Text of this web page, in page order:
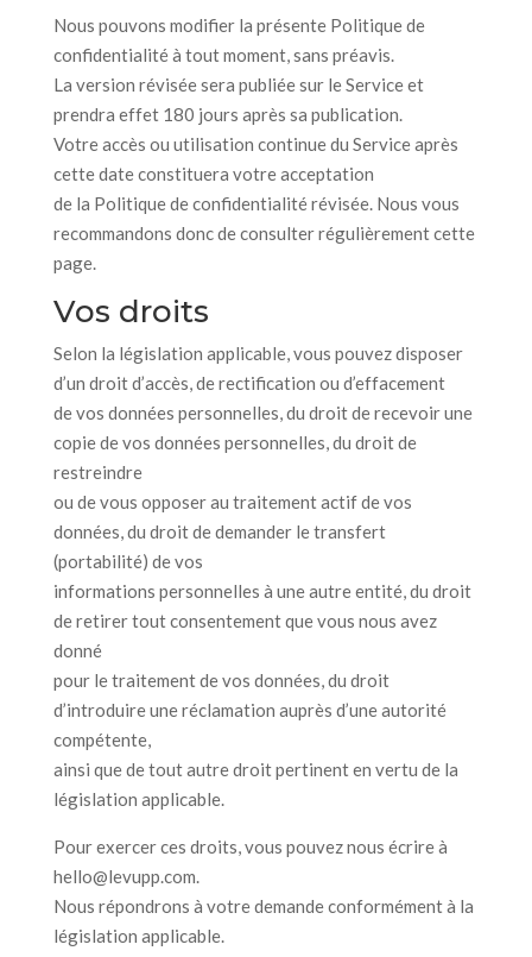
Nous pouvons modifier la présente Politique de
confidentialité à tout moment, sans préavis.
La version révisée sera publiée sur le Service et
prendra effet 180 jours après sa publication.
Votre accès ou utilisation continue du Service après
cette date constituera votre acceptation
de la Politique de confidentialité révisée. Nous vous
recommandons donc de consulter régulièrement cette
page.
Vos droits
Selon la législation applicable, vous pouvez disposer
d’un droit d’accès, de rectification ou d’effacement
de vos données personnelles, du droit de recevoir une
copie de vos données personnelles, du droit de
restreindre
ou de vous opposer au traitement actif de vos
données, du droit de demander le transfert
(portabilité) de vos
informations personnelles à une autre entité, du droit
de retirer tout consentement que vous nous avez
donné
pour le traitement de vos données, du droit
d’introduire une réclamation auprès d’une autorité
compétente,
ainsi que de tout autre droit pertinent en vertu de la
législation applicable.
Pour exercer ces droits, vous pouvez nous écrire à
hello@levupp.com.
Nous répondrons à votre demande conformément à la
législation applicable.